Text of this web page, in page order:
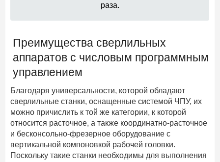
раза.
Преимущества сверлильных
аппаратов с числовым программным
управлением
Благодаря универсальности, которой обладают
сверлильные станки, оснащенные системой ЧПУ, их
можно причислить к той же категории, к которой
относится расточное, а также координатно-расточное
и бесконсольно-фрезерное оборудование с
вертикальной компоновкой рабочей головки.
Поскольку такие станки необходимы для выполнения